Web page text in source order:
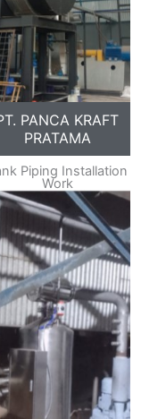
PANCA KRAFT
PRATAMA
Piping Installation
Work